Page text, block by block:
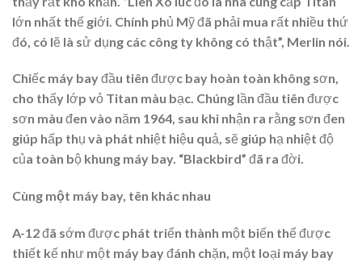
lớn nhất thế giới. Chính phủ Mỹ đã phải mua rất nhiều thứ
đó, có lẽ là sử dụng các công ty không có thật”, Merlin nói.
Chiếc máy bay đầu tiên được bay hoàn toàn không sơn,
cho thấy lớp vỏ Titan màu bạc. Chúng lần đầu tiên được
sơn màu đen vào năm 1964, sau khi nhận ra rằng sơn đen
giúp hấp thụ và phát nhiệt hiệu quả, sẽ giúp hạ nhiệt độ
của toàn bộ khung máy bay. “Blackbird” đã ra đời.
Cùng một máy bay, tên khác nhau
A-12 đã sớm được phát triển thành một biến thể được
thiết kế như một máy bay đánh chặn, một loại máy bay